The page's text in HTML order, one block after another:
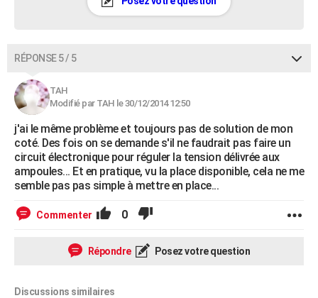
RÉPONSE 5 / 5
TAH
Modifié par TAH le 30/12/2014 12:50
j'ai le même problème et toujours pas de solution de mon
coté. Des fois on se demande s'il ne faudrait pas faire un
circuit électronique pour réguler la tension délivrée aux
ampoules... Et en pratique, vu la place disponible, cela ne me
semble pas pas simple à mettre en place...
Commenter 0
Répondre Posez votre question
Discussions similaires